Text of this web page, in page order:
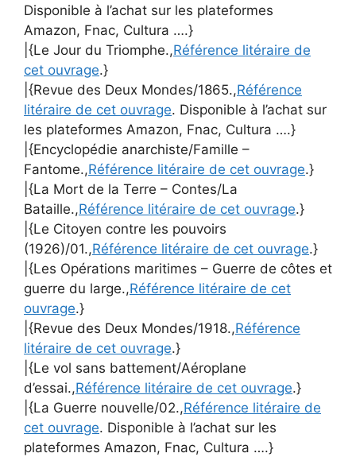
Disponible à l’achat sur les plateformes
Amazon, Fnac, Cultura ….}
|{Le Jour du Triomphe.,Référence litéraire de
cet ouvrage.}
|{Revue des Deux Mondes/1865.,Référence
litéraire de cet ouvrage. Disponible à l’achat sur
les plateformes Amazon, Fnac, Cultura ….}
|{Encyclopédie anarchiste/Famille –
Fantome.,Référence litéraire de cet ouvrage.}
|{La Mort de la Terre – Contes/La
Bataille.,Référence litéraire de cet ouvrage.}
|{Le Citoyen contre les pouvoirs
(1926)/01.,Référence litéraire de cet ouvrage.}
|{Les Opérations maritimes – Guerre de côtes et
guerre du large.,Référence litéraire de cet
ouvrage.}
|{Revue des Deux Mondes/1918.,Référence
litéraire de cet ouvrage.}
|{Le vol sans battement/Aéroplane
d’essai.,Référence litéraire de cet ouvrage.}
|{La Guerre nouvelle/02.,Référence litéraire de
cet ouvrage. Disponible à l’achat sur les
plateformes Amazon, Fnac, Cultura ….}